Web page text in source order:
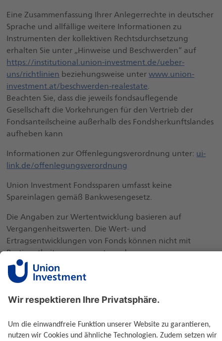
Eine Zusammenfassung Ihrer Anlegerrechte in deutscher
Sprache und allfällige weitere Informationen zu
Instrumenten der kollektiven Rechtsdurchsetzung
erhalten Sie unter „Hinweise und Beschwerden“ auf
https://institutional.union-investment.de/ueber-
uns/richtlinien beziehungsweise unterwww.union-
investment.at/beschwerden-realestate
Beachten Sie, dass die jeweils fondsauflegende
Gesellschaft die Vorkehrungen für den Vertrieb der
Fondsanteilscheine außerhalb des Fondsherkunftslandes
aufheben kann
Informationen zur Offenlegungsverordnung unter: ui-
link.de/offenlegungsverordnung
Union Investment Fondssparen umfasst keine
Spareinlagen gemäß Bankwesengesetz.
Die Angaben zur Wertentwicklung basieren auf
Vergangenheitswerten. Die Wert- und
Ertragsentwicklungen von Fonds können nicht mit
Bestimmtheit vorausgesagt werden.
Performanceergebnisse der Vergangenheit lassen keine
Rückschlüsse auf die zukünftige Entwicklung zu.
Gebühren und andere Entgelte, sowie Steuern sind in
können sich mindernd auf die angeführte
Bruttowertentwicklung auswirken.